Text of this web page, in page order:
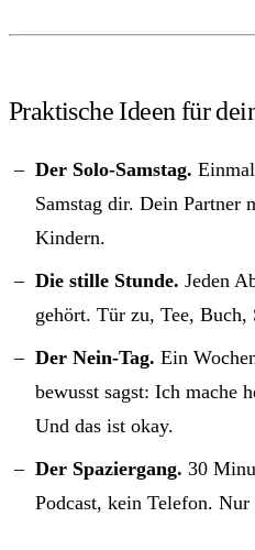
Praktische Ideen für
Der Solo-Samstag.
Samstag dir. Dein Partner
Kindern.
Die stille Stunde. Jeden
gehört. Tür zu, Tee, Buch,
Der Nein-Tag. Ein
bewusst sagst: Ich mache
Und das ist okay.
Der Spaziergang. 30
Podcast, kein Telefon.